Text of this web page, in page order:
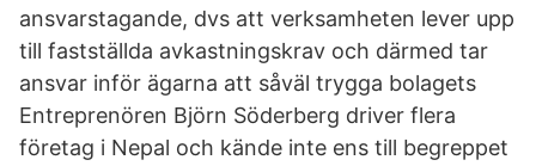
ansvarstagande, dvs att verksamheten lever upp
till fastställda avkastningskrav och därmed tar
ansvar inför ägarna att såväl trygga bolagets
Entreprenören Björn Söderberg driver flera
företag i Nepal och kände inte ens till begreppet